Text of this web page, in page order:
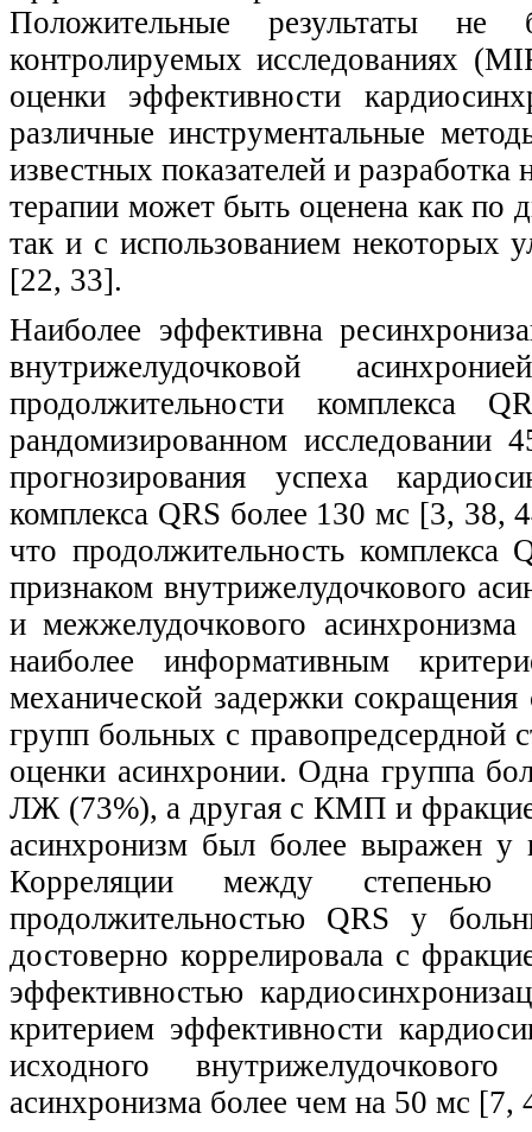
Положительные результаты
контролируемых исследованиях
оценки эффективности
различные инструментальные
известных показателей и
терапии может быть оценена как по
так и с использованием некоторых
[22, 33].
Наиболее эффективна
внутрижелудочковой
продолжительности
рандомизированном
прогнозирования успеха
комплекса QRS более 130 мс [3, 38,
что продолжительность
признаком внутрижелудочкового
и межжелудочкового
наиболее информативным
механической задержки
групп больных с правопредсердной
оценки асинхронии. Одна группа
ЛЖ (73%), а другая с КМП и
асинхронизм был более выражен
Корреляции между степенью
продолжительностью QRS у
достоверно коррелировала с
эффективностью
критерием эффективности
исходного
асинхронизма более чем на 50 мс [7,